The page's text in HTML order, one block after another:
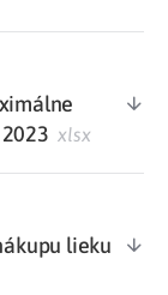
xlsx
lieku